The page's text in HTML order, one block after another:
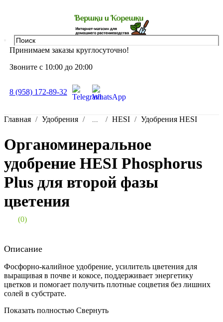
Принимаем заказы круглосуточно!
Звоните с 10:00 до 20:00
8 (958) 172-89-32
Главная Удобрения ... HESI Удобрения HESI
Органоминеральное
удобрение HESI Phosphorus
Plus для второй фазы
цветения
(0)
Описание
Фосфорно-калийное удобрение, усилитель цветения для
выращивая в почве и кокосе, поддерживает энергетику
цветков и помогает получить плотные соцветия без лишних
солей в субстрате.
Показать полностью Свернуть